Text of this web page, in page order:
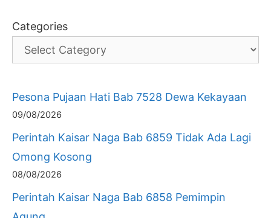
Categories
Pesona Pujaan Hati Bab 7528 Dewa Kekayaan
09/08/2026
Perintah Kaisar Naga Bab 6859 Tidak Ada Lagi
Omong Kosong
08/08/2026
Perintah Kaisar Naga Bab 6858 Pemimpin